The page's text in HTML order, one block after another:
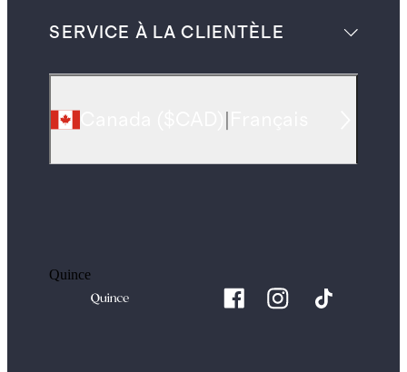
SERVICE À LA CLIENTÈLE
Quince